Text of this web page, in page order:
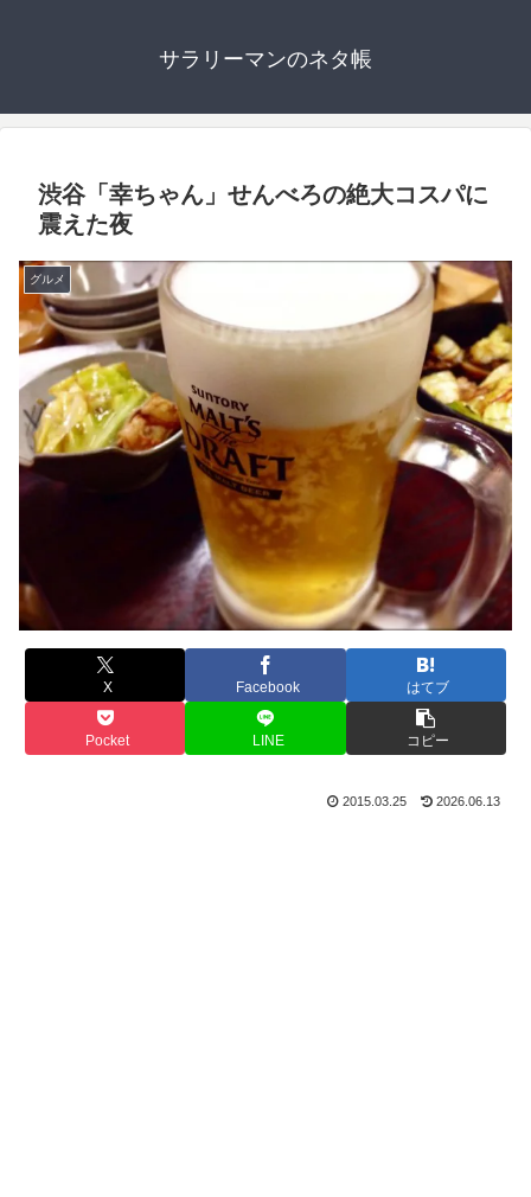
サラリーマンのネタ帳
渋谷「幸ちゃん」せんべろの絶大コスパに
震えた夜
グルメ
X Facebook はてブ
Pocket LINE コピー
2015.03.25 2026.06.13